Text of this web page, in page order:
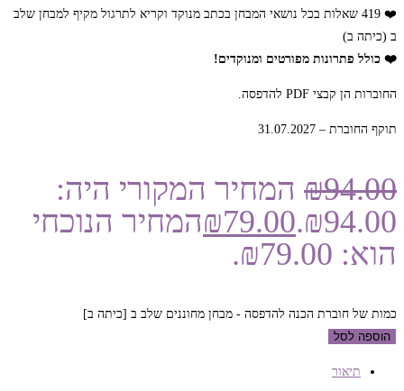
❤️ 419 שאלות בכל נושאי המבחן בכתב מנוקד וקריא לתרגול מקיף למבחן שלב
ב (כיתה ב)
❤️ כולל פתרונות מפורטים ומנוקדים!
החוברות הן קבצי PDF להדפסה.
תוקף החוברת – 31.07.2027
₪94.00
המחיר המקורי היה:
₪94.00.
₪79.00
המחיר הנוכחי
הוא: ₪79.00.
כמות של חוברת הכנה להדפסה - מבחן מחוננים שלב ב [כיתה ב]
הוספה לסל
תיאור